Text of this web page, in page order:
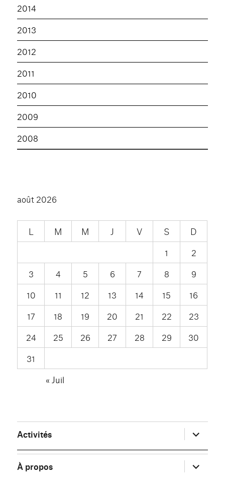
2014
2013
2012
2011
2010
2009
2008
août 2026
L M M J V S
D
1
2
3
4 5 6 7 8
9
10
11 12 13 14 15
16
17
18 19 20 21 22
23
24
25 26 27 28 29
30
31
« Juil
Activités ouvrir
le
sous-
menu
À propos
ouvrir
le